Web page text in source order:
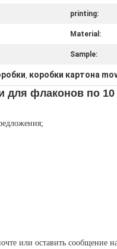
printing:
Material:
Sample:
, коробки картона
для флаконов по
или оставить сообщение